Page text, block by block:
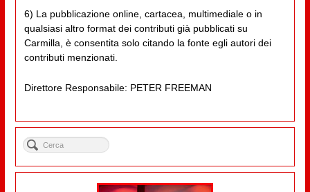
6) La pubblicazione online, cartacea, multimediale o in
qualsiasi altro format dei contributi già pubblicati su
Carmilla, è consentita solo citando la fonte egli autori dei
contributi menzionati.
Direttore Responsabile: PETER FREEMAN